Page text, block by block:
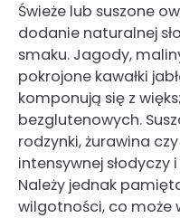
Świeże lub suszone
dodanie naturalnej
smaku. Jagody,
pokrojone kawałki
komponują się z
bezglutenowych.
rodzynki, żurawina
intensywnej
Należy jednak
wilgotności, co może